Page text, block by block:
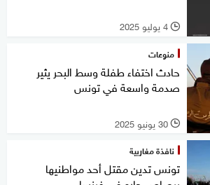
l 4 يوليو 2025
منوعات
حادث اختفاء طفلة وسط البحر يثير
صدمة واسعة في تونس
l 30 يونيو 2025
نافذة مغاربية
تونس تدين مقتل أحد مواطنيها